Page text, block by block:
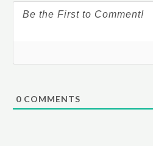
0 COMMENTS